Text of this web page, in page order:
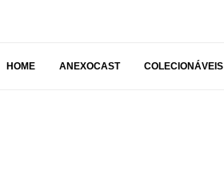
HOME ANEXOCAST COLECIONÁVEIS